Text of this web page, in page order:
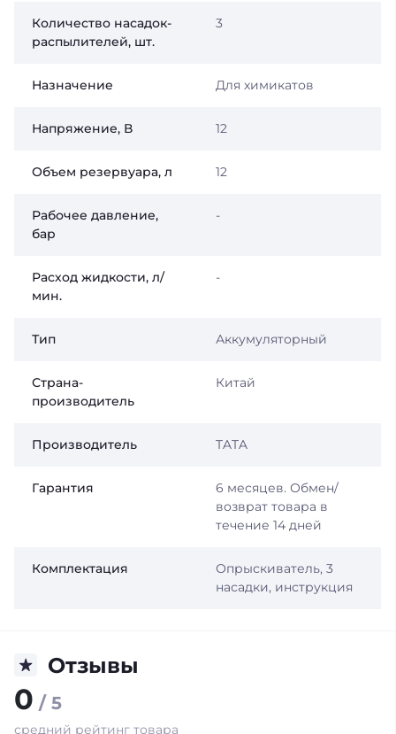
Количество насадок-
распылителей, шт.
3
Назначение Для химикатов
Напряжение, В 12
Объем резервуара, л 12
Рабочее давление,
бар
-
Расход жидкости, л/
мин.
-
Тип Аккумуляторный
Страна-
производитель
Китай
Производитель TATA
Гарантия
6 месяцев. Обмен/
возврат товара в
течение 14 дней
Комплектация
Опрыскиватель, 3
насадки, инструкция
Отзывы
0 / 5
средний рейтинг товара